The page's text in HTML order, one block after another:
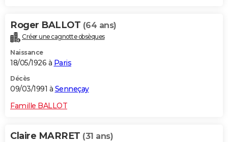
Roger BALLOT (64 ans)
Créer une cagnotte obsèques
Naissance
18/05/1926 à Paris
Décès
09/03/1991 à Senneçay
Famille BALLOT
Claire MARRET (31 ans)